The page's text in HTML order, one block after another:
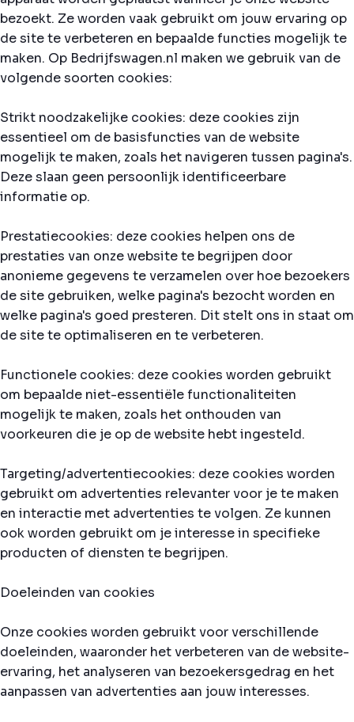
bezoekt. Ze worden vaak gebruikt om jouw ervaring op
de site te verbeteren en bepaalde functies mogelijk te
maken. Op Bedrijfswagen.nl maken we gebruik van de
volgende soorten cookies:
Strikt noodzakelijke cookies: deze cookies zijn
essentieel om de basisfuncties van de website
mogelijk te maken, zoals het navigeren tussen pagina's.
Deze slaan geen persoonlijk identificeerbare
informatie op.
Prestatiecookies: deze cookies helpen ons de
prestaties van onze website te begrijpen door
anonieme gegevens te verzamelen over hoe bezoekers
de site gebruiken, welke pagina's bezocht worden en
welke pagina's goed presteren. Dit stelt ons in staat om
de site te optimaliseren en te verbeteren.
Functionele cookies: deze cookies worden gebruikt
om bepaalde niet-essentiële functionaliteiten
mogelijk te maken, zoals het onthouden van
voorkeuren die je op de website hebt ingesteld.
Targeting/advertentiecookies: deze cookies worden
gebruikt om advertenties relevanter voor je te maken
en interactie met advertenties te volgen. Ze kunnen
ook worden gebruikt om je interesse in specifieke
producten of diensten te begrijpen.
Doeleinden van cookies
Onze cookies worden gebruikt voor verschillende
doeleinden, waaronder het verbeteren van de website-
ervaring, het analyseren van bezoekersgedrag en het
aanpassen van advertenties aan jouw interesses.